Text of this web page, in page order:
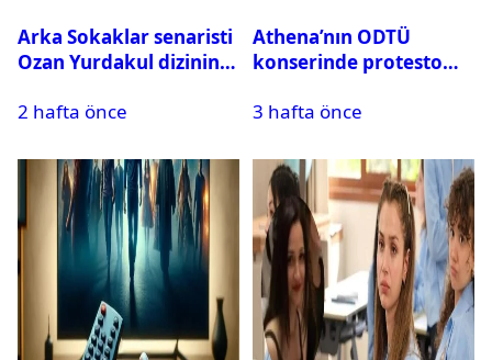
Arka Sokaklar senaristi
Ozan Yurdakul dizinin
2 hafta önce
Athena’nın ODTÜ
konserinde protesto
3 hafta önce